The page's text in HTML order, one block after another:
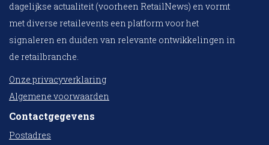
dagelijkse actualiteit (voorheen RetailNews) en vormt
met diverse retailevents een platform voor het
signaleren en duiden van relevante ontwikkelingen in
de retailbranche.
Onze privacyverklaring
Algemene voorwaarden
Contactgegevens
Postadres